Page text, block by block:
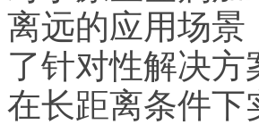
离远的应用场景
了针对性解决
在长距离条件下